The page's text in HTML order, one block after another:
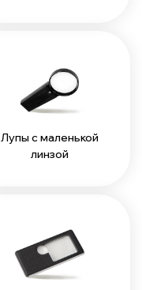
Лупы с маленькой
линзой